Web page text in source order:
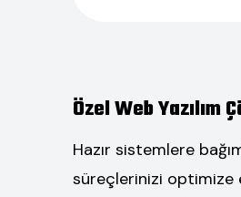
Özel Web
Hazır sistemlere
süreçlerinizi optimize